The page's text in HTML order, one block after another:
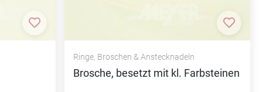
Zur Merkliste hinzufügen Zur
Ringe, Broschen & Anstecknadeln
Brosche, besetzt mit kl. Farbsteinen